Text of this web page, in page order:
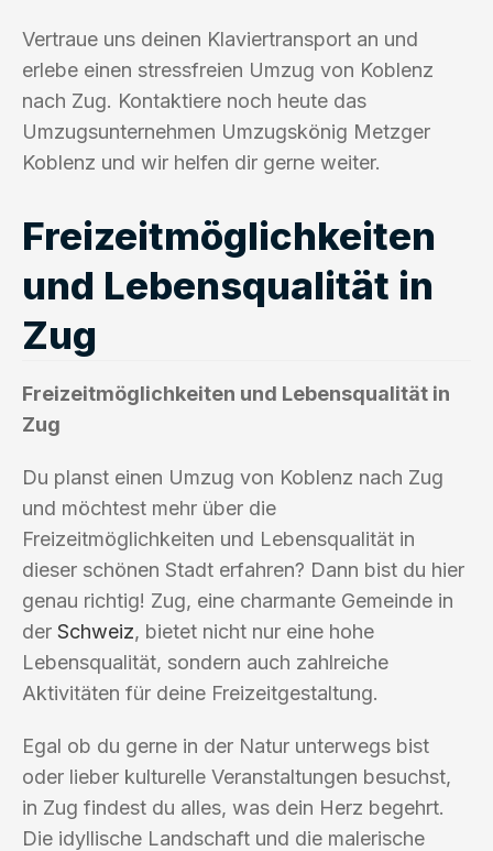
Vertraue uns deinen Klaviertransport an und
erlebe einen stressfreien Umzug von Koblenz
nach Zug. Kontaktiere noch heute das
Umzugsunternehmen Umzugskönig Metzger
Koblenz und wir helfen dir gerne weiter.
Freizeitmöglichkeiten
und Lebensqualität in
Zug
Freizeitmöglichkeiten und Lebensqualität in
Zug
Du planst einen Umzug von Koblenz nach Zug
und möchtest mehr über die
Freizeitmöglichkeiten und Lebensqualität in
dieser schönen Stadt erfahren? Dann bist du hier
genau richtig! Zug, eine charmante Gemeinde in
der Schweiz, bietet nicht nur eine hohe
Lebensqualität, sondern auch zahlreiche
Aktivitäten für deine Freizeitgestaltung.
Egal ob du gerne in der Natur unterwegs bist
oder lieber kulturelle Veranstaltungen besuchst,
in Zug findest du alles, was dein Herz begehrt.
Die idyllische Landschaft und die malerische